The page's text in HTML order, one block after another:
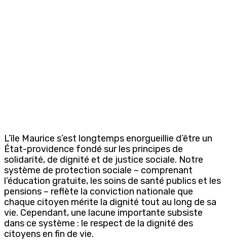
L’île Maurice s’est longtemps enorgueillie d’être un
État-providence fondé sur les principes de
solidarité, de dignité et de justice sociale. Notre
système de protection sociale – comprenant
l’éducation gratuite, les soins de santé publics et les
pensions – reflète la conviction nationale que
chaque citoyen mérite la dignité tout au long de sa
vie. Cependant, une lacune importante subsiste
dans ce système : le respect de la dignité des
citoyens en fin de vie.